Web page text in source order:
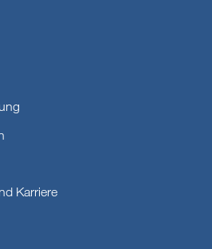
Karriere